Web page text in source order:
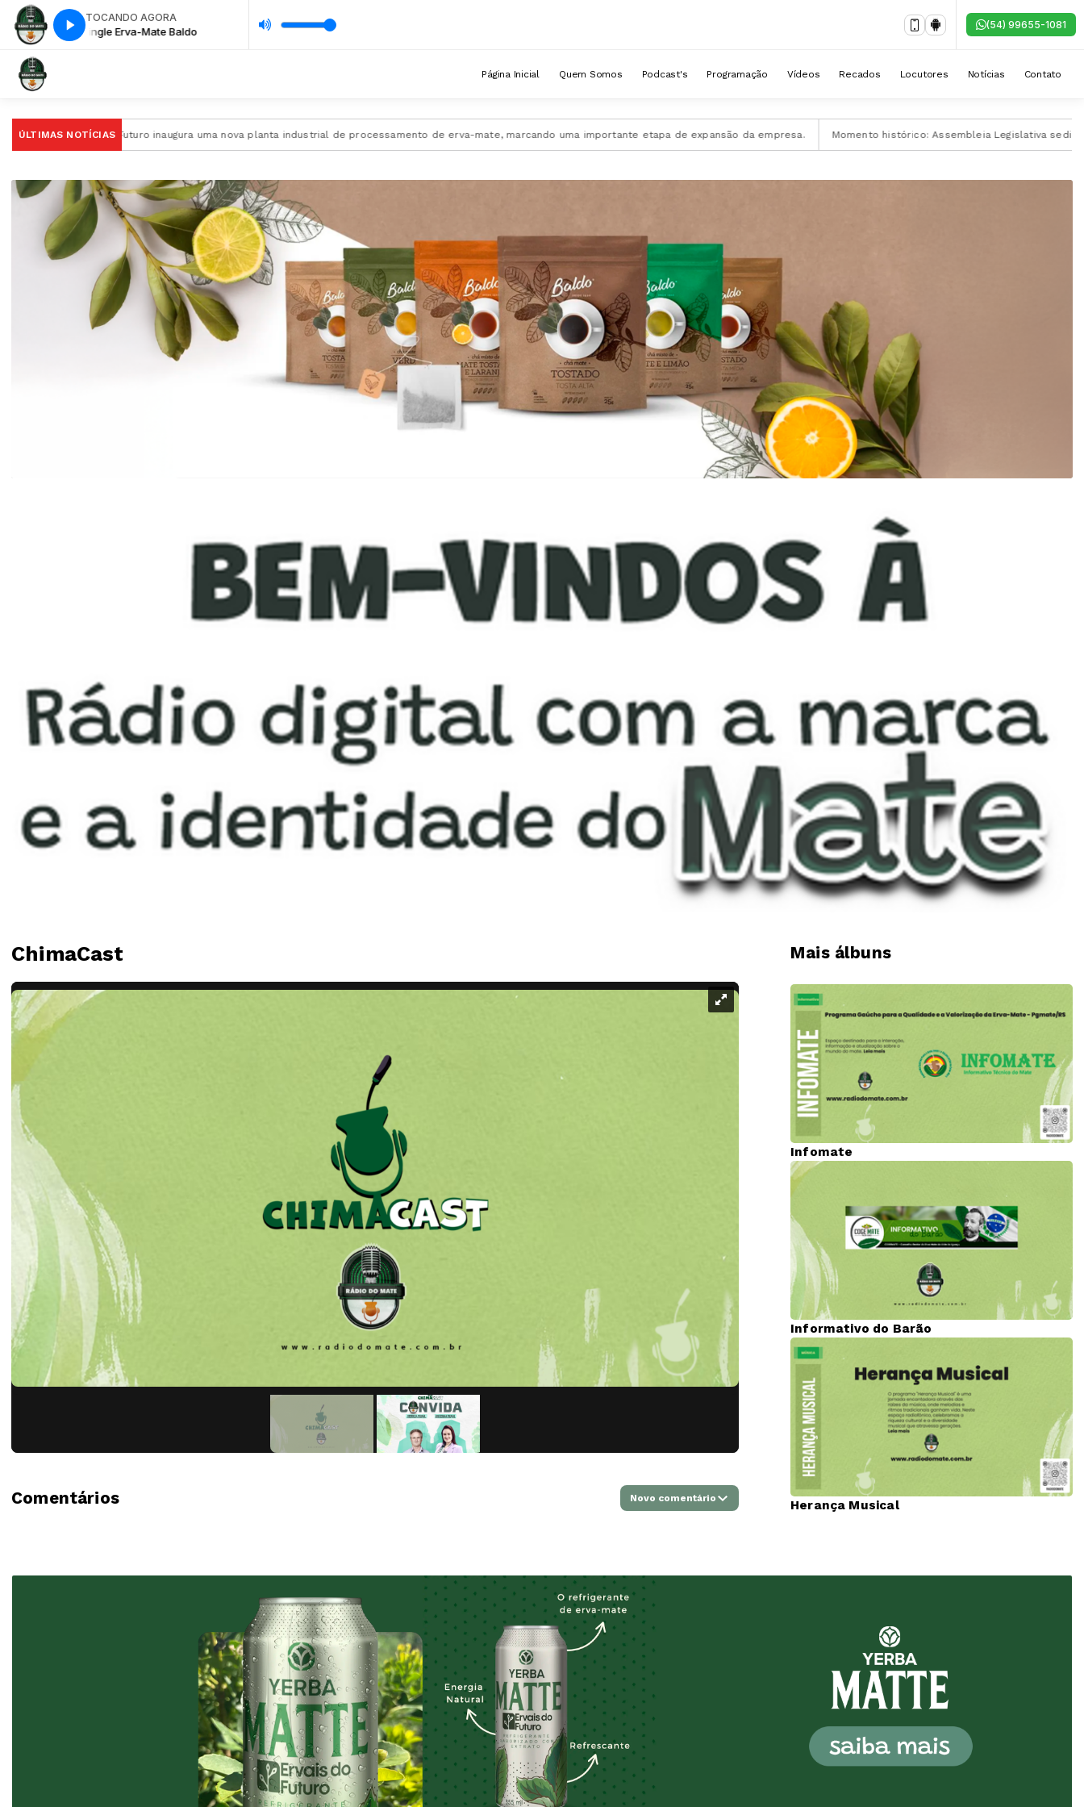
TOCANDO AGORA
Jingle Erva-Mate Baldo
(54) 99655-1081
Página Inicial Quem Somos Podcast's Programação Vídeos Recados Locutores Notícias Contato
ÚLTIMAS NOTÍCIAS
do Futuro inaugura uma nova planta industrial de processamento de erva-mate, marcando uma importante etapa de expansão da empresa. Momento histórico: Assembleia Legislativa sedia criação do
ChimaCast Mais álbuns
Infomate
Informativo do Barão
Herança Musical
Comentários Novo comentário